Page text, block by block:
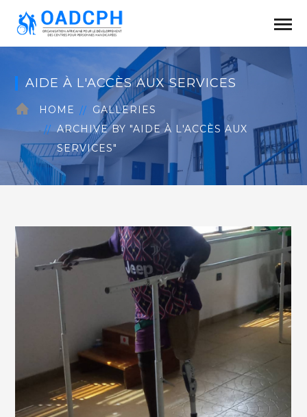
AIDE À L'ACCÈS AUX SERVICES
HOME
GALLERIES
ARCHIVE BY "AIDE À L'ACCÈS AUX
SERVICES"